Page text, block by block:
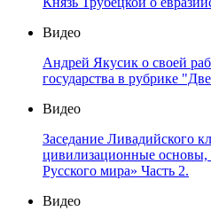
Видео
Андрей Якусик о своей
государства в рубрике
Видео
Заседание Ливадийского
цивилизационные
Русского мира» Часть 2.
Видео